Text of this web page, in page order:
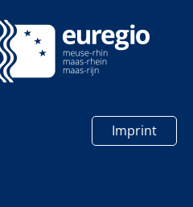
Imprint